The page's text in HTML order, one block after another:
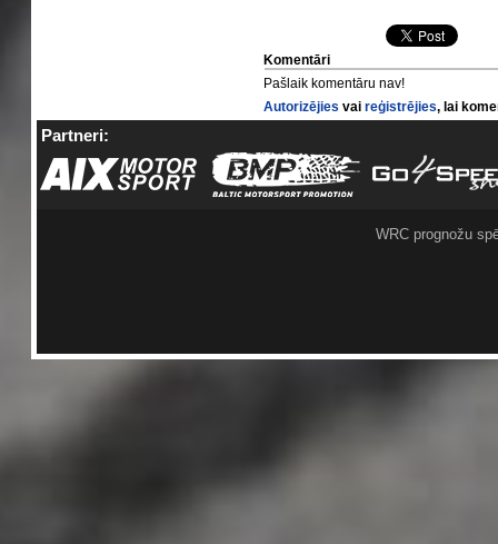
Komentāri
Pašlaik komentāru nav!
Autorizējies vaireģistrējies, lai
Partneri:
WRC prognožu